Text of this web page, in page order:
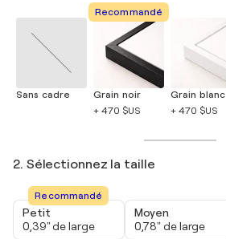
Sans cadre
Recommandé
Grain noir
+ 470 $US
Grain blanc
+ 470 $US
2. Sélectionnez la taille
Recommandé
Petit
0,39" de large
Moyen
0,78" de large